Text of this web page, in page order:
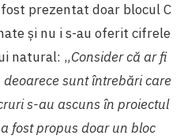
prezentat doar blocul C
și nu i s-au oferit cifrele
natural: „Consider că ar fi
sunt întrebări care
s-au ascuns în proiectul
fost propus doar un bloc